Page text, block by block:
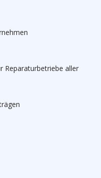
Reparaturbetriebe aller